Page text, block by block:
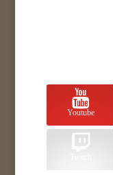
Youtube